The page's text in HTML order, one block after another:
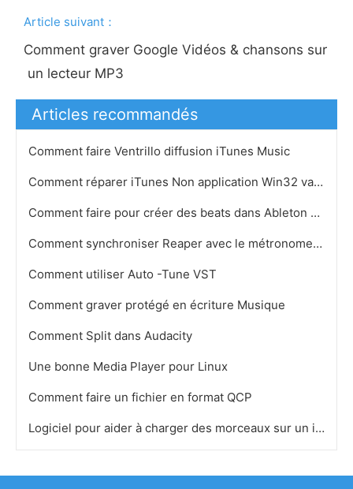
Article suivant：
Comment graver Google Vidéos & chansons sur
un lecteur MP3
Articles recommandés
Comment faire Ventrillo diffusion iTunes Music
Comment réparer iTunes Non application Win32 valide Message d'erreur
Comment faire pour créer des beats dans Ableton Live
Comment synchroniser Reaper avec le métronome sur un clavier MIDI
Comment utiliser Auto -Tune VST
Comment graver protégé en écriture Musique
Comment Split dans Audacity
Une bonne Media Player pour Linux
Comment faire un fichier en format QCP
Logiciel pour aider à charger des morceaux sur un iPod